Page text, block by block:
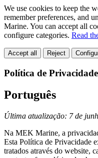
We use cookies to keep the
remember preferences, and
Marine. You can accept all
configure categories. Read
Accept all Reject
Política de
Português
Última atualização: 7 de
Na MEK Marine, a
Esta Política de Privacidade
tratados através do website,